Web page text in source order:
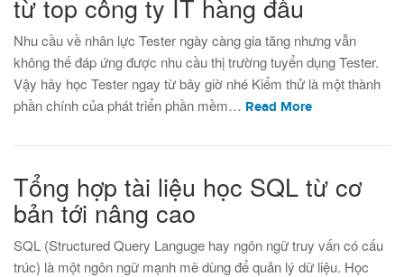
từ top công ty IT hàng đầu
Nhu cầu về nhân lực Tester ngày càng gia tăng nhưng vẫn
không thế đáp ứng được nhu cầu thị trường tuyển dụng Tester.
Vậy hãy học Tester ngay từ bây giờ nhé Kiểm thử là một thành
phần chính của phát triển phần mềm… Read More
Tổng hợp tài liệu học SQL từ cơ
bản tới nâng cao
SQL (Structured Query Languge hay ngôn ngữ truy vấn có cấu
trúc) là một ngôn ngữ mạnh mẽ dùng để quản lý dữ liệu. Học